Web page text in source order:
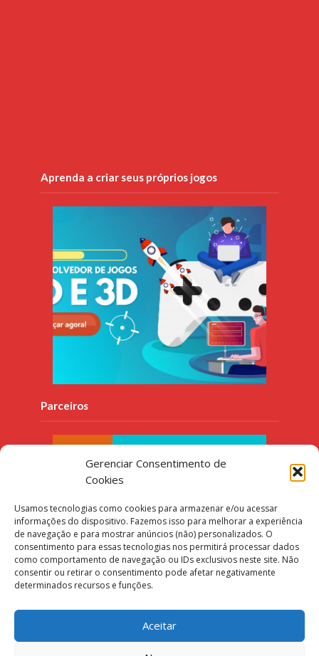
Gerenciar Consentimento de
Cookies
Usamos tecnologias como cookies para armazenar e/ou acessar
informações do dispositivo. Fazemos isso para melhorar a experiência
de navegação e para mostrar anúncios (não) personalizados. O
consentimento para essas tecnologias nos permitirá processar dados
como comportamento de navegação ou IDs exclusivos neste site. Não
consentir ou retirar o consentimento pode afetar negativamente
determinados recursos e funções.
Aceitar
Aprenda a criar seus próprios jogos
Parceiros